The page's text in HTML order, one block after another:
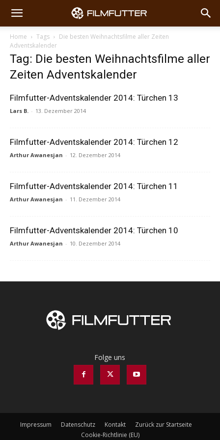
Home Tags
Die besten Weihnachtsfilme aller Zeiten
Adventskalender
Tag: Die besten Weihnachtsfilme aller
Zeiten Adventskalender
Filmfutter-Adventskalender 2014: Türchen 13
Lars B. - 13. Dezember 2014
Filmfutter-Adventskalender 2014: Türchen 12
Arthur Awanesjan - 12. Dezember 2014
Filmfutter-Adventskalender 2014: Türchen 11
Arthur Awanesjan - 11. Dezember 2014
Filmfutter-Adventskalender 2014: Türchen 10
Arthur Awanesjan - 10. Dezember 2014
Folge uns
Impressum Datenschutz Kontakt
Zurück zur Startseite
Cookie-Richtlinie (EU)